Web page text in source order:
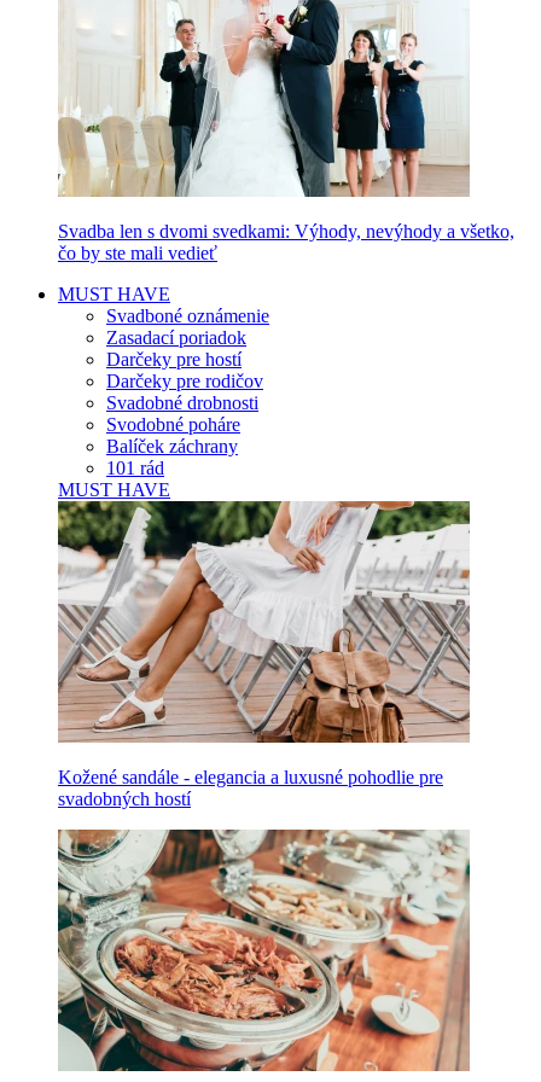
Svadba len s dvomi svedkami: Výhody, nevýhody a všetko,
čo by ste mali vedieť
MUST HAVE
Svadboné oznámenie
Zasadací poriadok
Darčeky pre hostí
Darčeky pre rodičov
Svadobné drobnosti
Svodobné poháre
Balíček záchrany
101 rád
MUST HAVE
Kožené sandále - elegancia a luxusné pohodlie pre
svadobných hostí